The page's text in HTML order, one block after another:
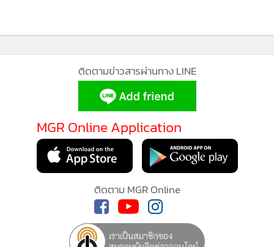
กว่าข้าวทั่วไปได้ 1.5–3 เท่า ขณะที่ข้าว GI สูงกว่าถึง 1.5–3.4
เท่า และข้าวสีหรือข้าวเพื่อสุขภาพสูงกว่า 1.2–3 เท่า (4) การ
ลงทุนในโครงสร้างพื้นฐานการแปรรูปและการยกระดับโรงสีเป็น
กลไกตัวกลางขับเคลื่อน และ (5) ผู้ประกอบการกลางน้ำ ทั้งท่า
ข้าว สหกรณ์ และโรงสี ต้องเผชิญกับ “กับดักสภาพคล่อง” จาก
ระยะเวลารอรับชำระเงินที่ยาวนาน
MGR Online ใช้คุกกี้ (Cookies)
MGR Online ใช้คุกกี้ เพื่อจัดการข้อมูลส่วนบุคคลเพื่อนำเสนอ
ประสบการณ์คอนเทนต์ที่ดีที่สุดให้กับผู้อ่านบนเว็บไซต์ และ
แอพพลิเคชั่น เงื่อนไขการใช้งานเว็บไซต์
ส่วนบุคคล
รับทราบ